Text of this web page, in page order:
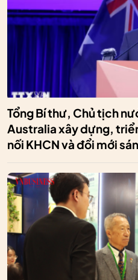
Tổng Bí thư, Chủ tịch
Australia xây dựng,
nối KHCN và đổi mới